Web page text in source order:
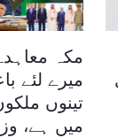
مکہ
میرے لئے
تینوں
میں ہے،